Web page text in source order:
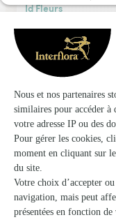
Jd Fleurs
Reims
★4.5 (188)
71 A, boulevard Pommery